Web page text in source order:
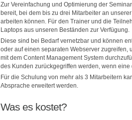
Zur Vereinfachung und Optimierung der
bereit, bei dem bis zu drei Mitarbeiter an
arbeiten können. Für den Trainer und die
Laptops aus unseren Beständen zur Verfügung.
Diese sind bei Bedarf vernetzbar und können
oder auf einen separaten Webserver
mit dem Content Management System
des Kunden zurückgegriffen werden, wenn
Für die Schulung von mehr als 3 Mitarbeitern
Absprache erweitert werden.
Was es kostet?